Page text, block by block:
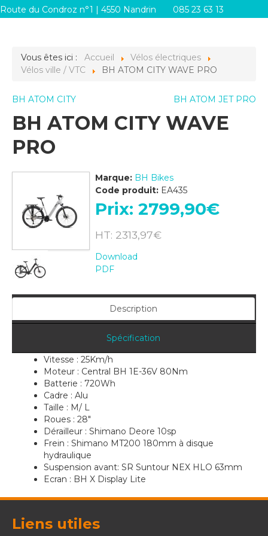
Route du Condroz n°1 | 4550 Nandrin
085 23 63 13
Vous êtes ici : Accueil
Vélos électriques
Vélos ville / VTC
BH ATOM CITY WAVE PRO
BH ATOM CITY BH ATOM JET PRO
BH ATOM CITY WAVE
PRO
Marque: BH Bikes
Code produit: EA435
Prix: 2799,90‎€
HT: 2313,97‎€
Download
PDF
Description
Spécification
Vitesse : 25Km/h
Moteur : Central BH 1E-36V 80Nm
Batterie : 720Wh
Cadre : Alu
Taille : M/ L
Roues : 28"
Dérailleur : Shimano Deore 10sp
Frein : Shimano MT200 180mm à disque
hydraulique
Suspension avant: SR Suntour NEX HLO 63mm
Ecran : BH X Display Lite
Liens utiles